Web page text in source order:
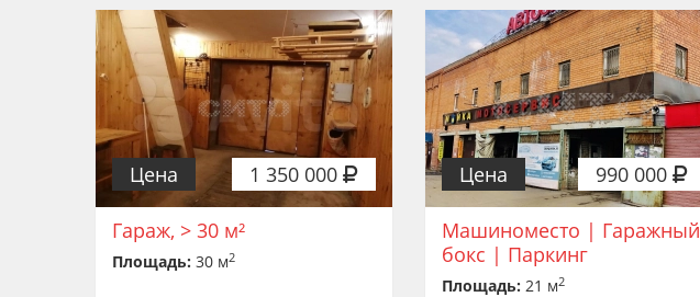
1 350 000
Цена
Гараж, > 30 м²
Площадь: 30 м2
990 000
Цена
Машиноместо | Гаражный
бокс | Паркинг
Площадь: 21 м2